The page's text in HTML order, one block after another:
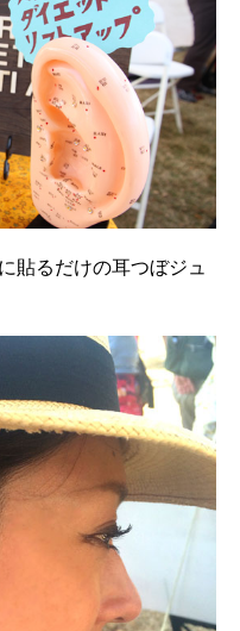
貼るだけの耳つぼジュ